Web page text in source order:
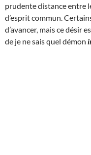
prudente distance entre
d’esprit commun.
d’avancer, mais ce désir
de je ne sais quel démon